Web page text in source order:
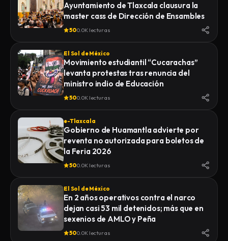
Ayuntamiento de Tlaxcala clausura la
master cass de Dirección de Ensambles
500.0K lecturas
El Sol de México
Movimiento estudiantil “Cucarachas”
levanta protestas tras renuncia del
ministro indio de Educación
500.0K lecturas
e-Tlaxcala
Gobierno de Huamantla advierte por
reventa no autorizada para boletos de
la Feria 2026
500.0K lecturas
El Sol de México
En 2 años operativos contra el narco
dejan casi 53 mil detenidos; más que en
sexenios de AMLO y Peña
500.0K lecturas